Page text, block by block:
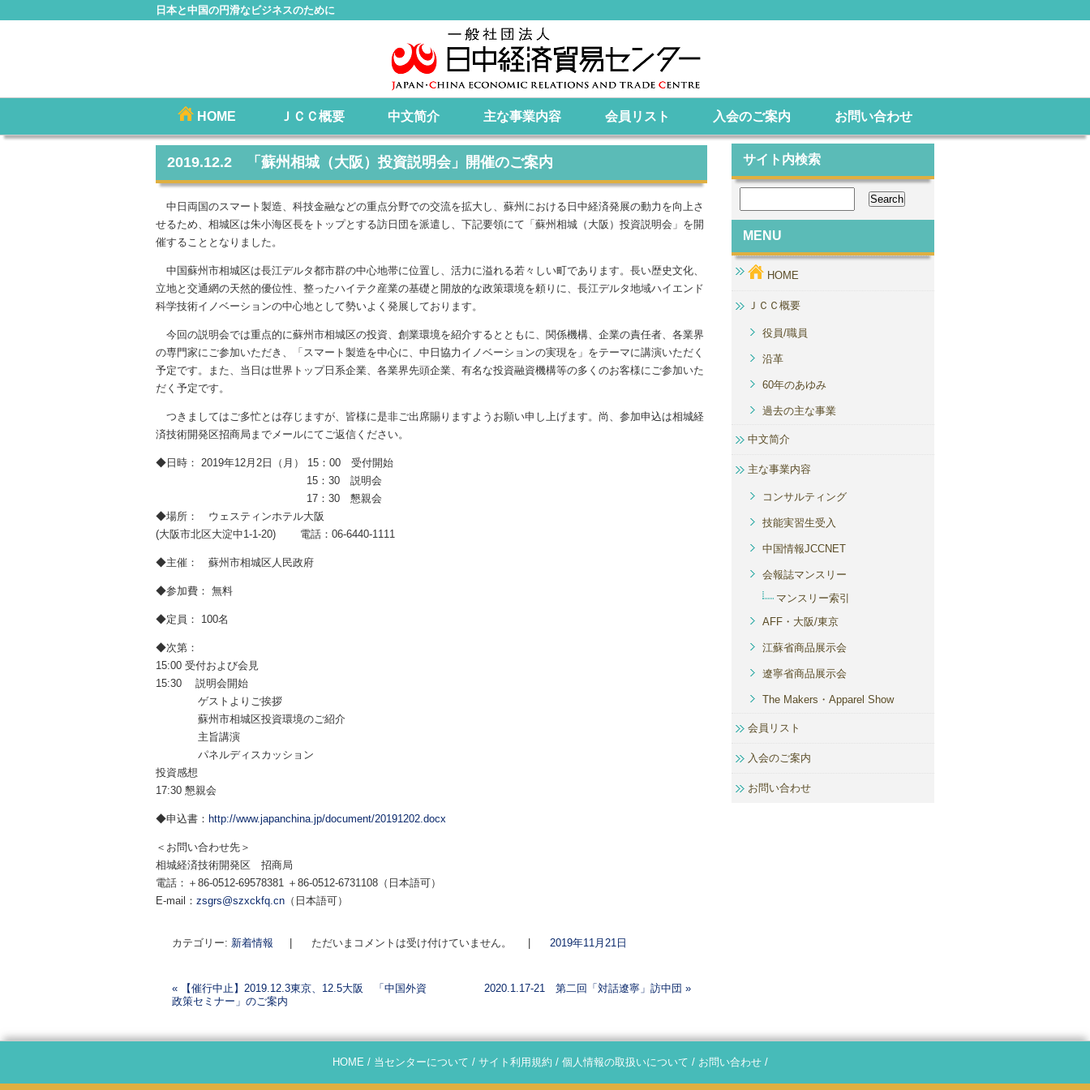
日本と中国の円滑なビジネスのために
メインメニュー
へ
移
HOME ＪＣＣ概要 中文简介 主な事業内容 会員リスト 入会のご案内 お問い合わせ
2019.12.2 「蘇州相城（大阪）投資説明会」開催のご案内
中日両国のスマート製造、科技金融などの重点分野での交流を拡大し、蘇州における日中経済発展の動力を向上さ
せるため、相城区は朱小海区長をトップとする訪日団を派遣し、下記要領にて「蘇州相城（大阪）投資説明会」を開
催することとなりました。
中国蘇州市相城区は長江デルタ都市群の中心地帯に位置し、活力に溢れる若々しい町であります。長い歴史文化、
立地と交通網の天然的優位性、整ったハイテク産業の基礎と開放的な政策環境を頼りに、長江デルタ地域ハイエンド
科学技術イノベーションの中心地として勢いよく発展しております。
今回の説明会では重点的に蘇州市相城区の投資、創業環境を紹介するとともに、関係機構、企業の責任者、各業界
の専門家にご参加いただき、「スマート製造を中心に、中日協力イノベーションの実現を」をテーマに講演いただく
予定です。また、当日は世界トップ日系企業、各業界先頭企業、有名な投資融資機構等の多くのお客様にご参加いた
だく予定です。
つきましてはご多忙とは存じますが、皆様に是非ご出席賜りますようお願い申し上げます。尚、参加申込は相城経
済技術開発区招商局までメールにてご返信ください。
◆日時： 2019年12月2日（月） 15：00 受付開始
15：30 説明会
17：30 懇親会
◆場所： ウェスティンホテル大阪
(大阪市北区大淀中1-1-20) 電話：06-6440-1111
◆主催： 蘇州市相城区人民政府
◆参加費： 無料
◆定員： 100名
◆次第：
15:00 受付および会見
15:30 説明会開始
ゲストよりご挨拶
蘇州市相城区投資環境のご紹介
主旨講演
パネルディスカッション
投資感想
17:30 懇親会
◆申込書： http://www.japanchina.jp/document/20191202.docx
＜お問い合わせ先＞
相城経済技術開発区 招商局
電話：＋86-0512-69578381 ＋86-0512-6731108（日本語可）
E-mail： zsgrs@szxckfq.cn （日本語可）
カテゴリー: 新着情報 ただいまコメントは受け付けていません。 2019年11月21日
投稿ナビゲーション
« 【催行中止】2019.12.3東京、12.5大阪 「中国外資
政策セミナー」のご案内
2020.1.17-21 第二回「対話遼寧」訪中団 »
サイト内検索
MENU
HOME
ＪＣＣ概要
役員/職員
沿革
60年のあゆみ
過去の主な事業
中文简介
主な事業内容
コンサルティング
技能実習生受入
中国情報JCCNET
会報誌マンスリー
マンスリー索引
AFF・大阪/東京
江蘇省商品展示会
遼寧省商品展示会
The Makers・Apparel Show
会員リスト
入会のご案内
お問い合わせ
HOME / 当センターについて / サイト利用規約 / 個人情報の取扱いについて / お問い合わせ /